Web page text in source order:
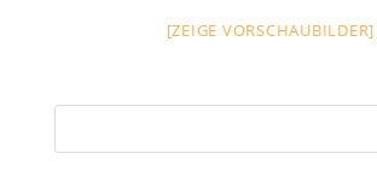
[ZEIGE VORSCHAUBILDER]